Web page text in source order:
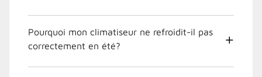
Pourquoi mon climatiseur ne refroidit-il pas
correctement en été?